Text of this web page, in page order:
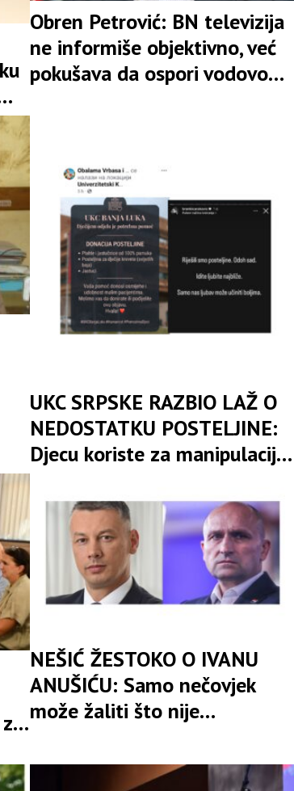
Obren Petrović: BN televizija
ne informiše objektivno, već
pokušava da ospori vodovod
UKC SRPSKE RAZBIO LAŽ O
NEDOSTATKU POSTELJINE:
Djecu koriste za manipulaciju
i jeftino skupljanje političkih
poena
NEŠIĆ ŽESTOKO O IVANU
ANUŠIĆU: Samo nečovjek
može žaliti što nije
250.000 Srba